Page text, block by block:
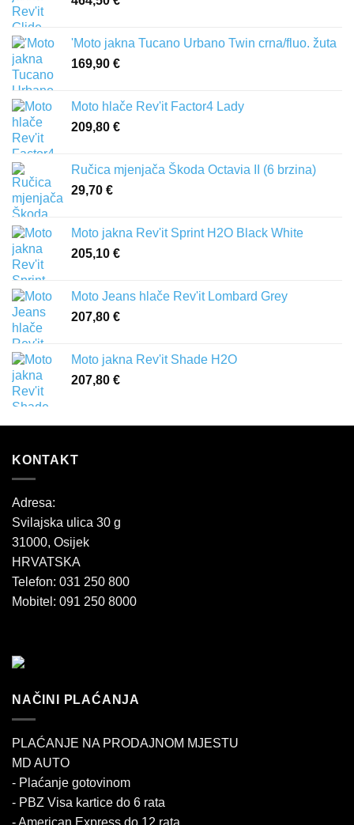
'Moto jakna Tucano Urbano Twin crna/fluo. žuta
169,90 €
Moto hlače Rev'it Factor4 Lady
209,80 €
Ručica mjenjača Škoda Octavia II (6 brzina)
29,70 €
Moto jakna Rev'it Sprint H2O Black White
205,10 €
Moto Jeans hlače Rev'it Lombard Grey
207,80 €
Moto jakna Rev'it Shade H2O
207,80 €
KONTAKT
Adresa:
Svilajska ulica 30 g
31000, Osijek
HRVATSKA
Telefon: 031 250 800
Mobitel: 091 250 8000
NAČINI PLAĆANJA
PLAĆANJE NA PRODAJNOM MJESTU
MD AUTO
- Plaćanje gotovinom
- PBZ Visa kartice do 6 rata
- American Express do 12 rata